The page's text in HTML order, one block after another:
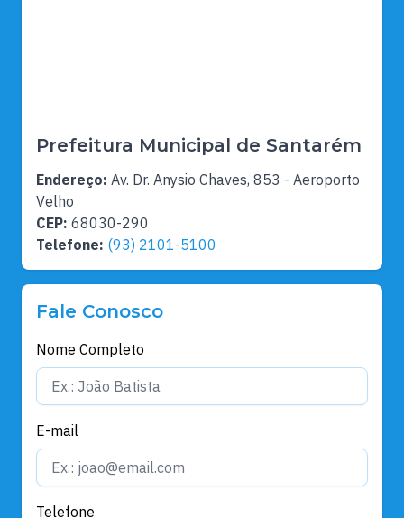
Prefeitura Municipal de Santarém
Endereço: Av. Dr. Anysio Chaves, 853 - Aeroporto
Velho
CEP: 68030-290
Telefone: (93) 2101-5100
Fale Conosco
Nome Completo
E-mail
Telefone